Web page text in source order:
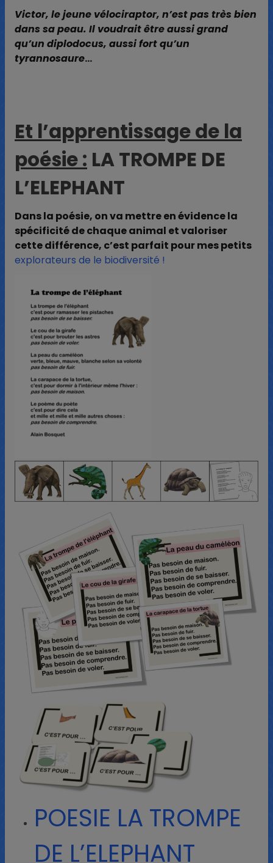
Victor, le jeune vélociraptor, n’est pas très bien
dans sa peau. Il voudrait être aussi grand
qu’un diplodocus, aussi fort qu’un
tyrannosaure…
Et l’apprentissage de la
poésie : LA TROMPE DE
L’ELEPHANT
Dans la poésie, on va mettre en évidence la
spécificité de chaque animal et valoriser
cette différence, c’est parfait pour mes petits
explorateurs de le biodiversité !
POESIE LA TROMPE
DE L’ELEPHANT